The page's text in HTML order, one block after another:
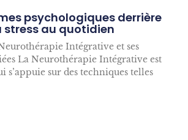
psychologiques derrière
stress au quotidien
Intégrative et ses
La Neurothérapie Intégrative est
s’appuie sur des techniques telles